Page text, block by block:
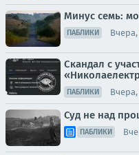
Минус семь:
ПАБЛИКИ Вчера,
Скандал с
ПАБЛИКИ Вчера,
Суд не над
ПАБЛИКИ